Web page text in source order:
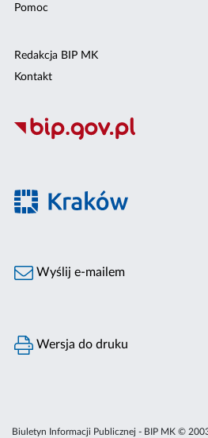
Pomoc
Redakcja BIP MK
Kontakt
Wyślij e-mailem
Wersja do druku
Biuletyn Informacji Publicznej - BIP MK ©